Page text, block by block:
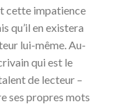
cette impatience
qu’il en existera
lui-même. Au-
qui est le
de lecteur –
ses propres mots